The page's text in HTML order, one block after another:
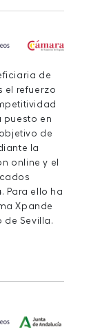
de
el refuerzo
puesto en
de
la
online y el
Para ello ha
Xpande
de Sevilla.